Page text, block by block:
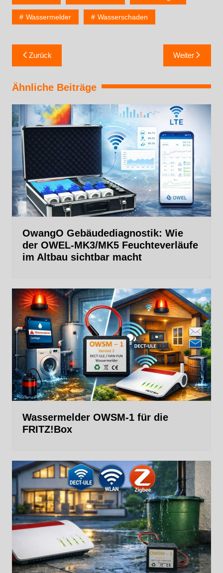
Wassermelder Wasserschaden
Zurück Weiter
Ähnliche Beiträge
OwangO Gebäudediagnostik: Wie
der OWEL‑MK3/MK5 Feuchteverläufe
im Altbau sichtbar macht
Wassermelder OWSM‑1 für die
FRITZ!Box